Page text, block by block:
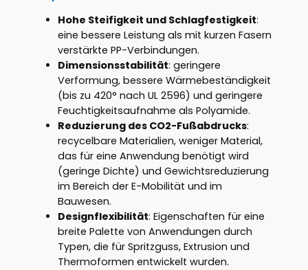
Hohe Steifigkeit und Schlagfestigkeit:
eine bessere Leistung als mit kurzen Fasern
verstärkte PP-Verbindungen.
Dimensionsstabilität: geringere
Verformung, bessere Wärmebeständigkeit
(bis zu 420° nach UL 2596) und geringere
Feuchtigkeitsaufnahme als Polyamide.
Reduzierung des CO2-Fußabdrucks:
recycelbare Materialien, weniger Material,
das für eine Anwendung benötigt wird
(geringe Dichte) und Gewichtsreduzierung
im Bereich der E-Mobilität und im
Bauwesen.
Designflexibilität: Eigenschaften für eine
breite Palette von Anwendungen durch
Typen, die für Spritzguss, Extrusion und
Thermoformen entwickelt wurden.